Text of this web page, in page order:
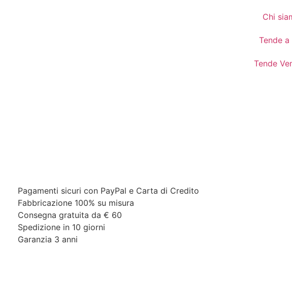
Chi
Tende
Tende
Pagamenti sicuri con PayPal e Carta di Credito​
Fabbricazione 100% su misura
Consegna gratuita da € 60
Spedizione in 10 giorni
Garanzia 3 anni